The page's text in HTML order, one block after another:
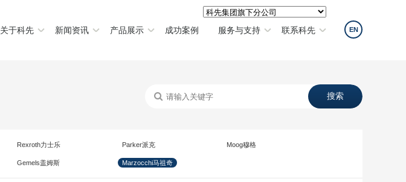
关于科先 新闻资讯 产品展示 成功案例 服务与支持 联系科先 EN
Rexroth力士乐 Parker派克 Moog穆格
Gemels盖姆斯 Marzocchi马祖奇